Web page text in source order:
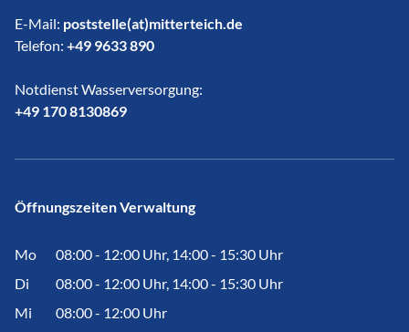
E-Mail: poststelle(at)mitterteich.de
Telefon: +49 9633 890
Notdienst Wasserversorgung:
​​​​​​​+49 170 8130869
Öffnungszeiten Verwaltung
Mo
08:00 - 12:00 Uhr, 14:00 - 15:30 Uhr
Di
08:00 - 12:00 Uhr, 14:00 - 15:30 Uhr
Mi
08:00 - 12:00 Uhr